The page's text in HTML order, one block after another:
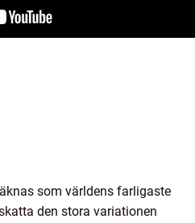
som världens farligaste
den stora variationen